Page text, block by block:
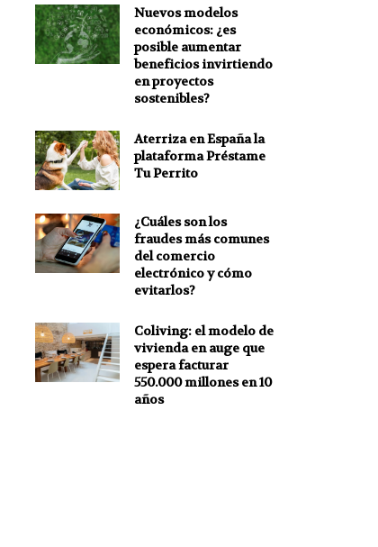
Nuevos modelos
económicos: ¿es
posible aumentar
beneficios invirtiendo
en proyectos
sostenibles?
Aterriza en España la
plataforma Préstame
Tu Perrito
¿Cuáles son los
fraudes más comunes
del comercio
electrónico y cómo
evitarlos?
Coliving: el modelo de
vivienda en auge que
espera facturar
550.000 millones en 10
años